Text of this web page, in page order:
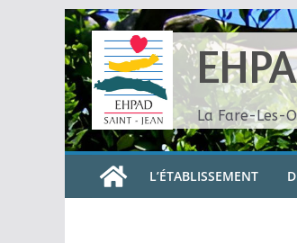
Skip
to
content
La Fare-Les-
L’ÉTABLISSEMENT